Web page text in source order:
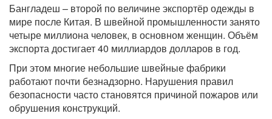
Бангладеш – второй по величине экспортёр одежды в
мире после Китая. В швейной промышленности занято
четыре миллиона человек, в основном женщин. Объём
экспорта достигает 40 миллиардов долларов в год.
При этом многие небольшие швейные фабрики
работают почти безнадзорно. Нарушения правил
безопасности часто становятся причиной пожаров или
обрушения конструкций.